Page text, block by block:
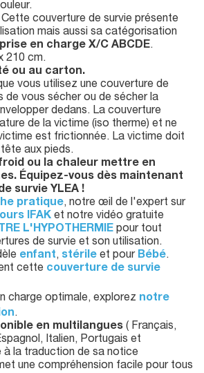
Cette couverture de survie présente
mais aussi sa catégorisation
prise en charge X/C ABCDE.
210 cm.
ou au carton.
vous utilisez une couverture de
de vous sécher ou de sécher la
dedans. La couverture
de la victime (iso therme) et ne
est frictionnée. La victime doit
aux pieds.
ou la chaleur mettre en
Équipez-vous dès maintenant
survie YLEA !
pratique, notre œil de l'expert sur
IFAK et notre vidéo gratuite
L'HYPOTHERMIE pour tout
de survie et son utilisation.
enfant, stérile et pour Bébé.
cette couverture de survie
charge optimale, explorez notre
.
en multilangues ( Français,
Italien, Portugais et
à la traduction de sa notice
une compréhension facile pour tous